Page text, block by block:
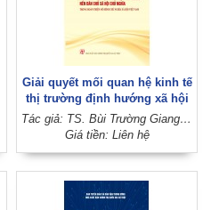
Giải quyết mối quan hệ kinh tế
thị trường định hướng xã hội
chủ nghĩa - Nhà nước pháp
quyền xã hội chủ nghĩa - nền
nghĩa xã hội Việt Nam
Tác giả: TS. Bùi Trường Giang (Chủ biên)
Giá tiền: Liên hệ